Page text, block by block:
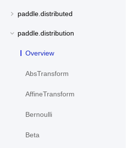
paddle.distributed
paddle.distribution
Overview
AbsTransform
AffineTransform
Bernoulli
Beta